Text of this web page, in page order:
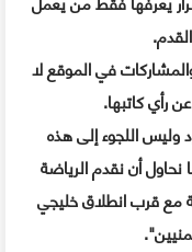
في الموقع لا
رأي كاتبها.
وليس اللجوء إلى هذه
أن نقدم الرياضة
مع قرب انطلاق خليجي